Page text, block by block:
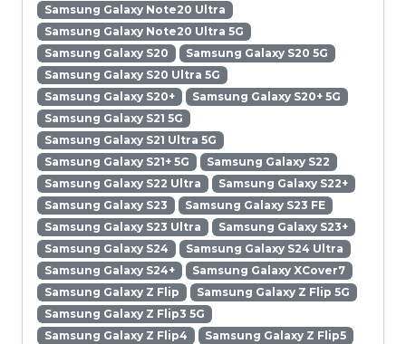
Samsung Galaxy Note20 Ultra
Samsung Galaxy Note20 Ultra 5G
Samsung Galaxy S20
Samsung Galaxy S20 5G
Samsung Galaxy S20 Ultra 5G
Samsung Galaxy S20+
Samsung Galaxy S20+ 5G
Samsung Galaxy S21 5G
Samsung Galaxy S21 Ultra 5G
Samsung Galaxy S21+ 5G
Samsung Galaxy S22
Samsung Galaxy S22 Ultra
Samsung Galaxy S22+
Samsung Galaxy S23
Samsung Galaxy S23 FE
Samsung Galaxy S23 Ultra
Samsung Galaxy S23+
Samsung Galaxy S24
Samsung Galaxy S24 Ultra
Samsung Galaxy S24+
Samsung Galaxy XCover7
Samsung Galaxy Z Flip
Samsung Galaxy Z Flip 5G
Samsung Galaxy Z Flip3 5G
Samsung Galaxy Z Flip4
Samsung Galaxy Z Flip5